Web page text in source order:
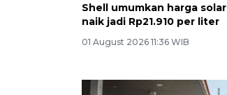
Shell umumkan harga solar
naik jadi Rp21.910 per liter
01 August 2026 11:36 WIB